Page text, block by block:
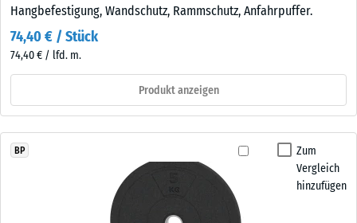
Hangbefestigung, Wandschutz, Rammschutz, Anfahrpuffer.
74,40 € / Stück
74,40 € / lfd. m.
Produkt anzeigen
Zum
Vergleich
hinzufügen
BP